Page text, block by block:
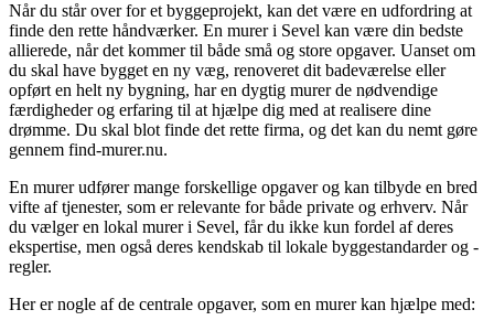
Når du står over for et byggeprojekt, kan det være en udfordring at
finde den rette håndværker. En murer i Sevel kan være din bedste
allierede, når det kommer til både små og store opgaver. Uanset om
du skal have bygget en ny væg, renoveret dit badeværelse eller
opført en helt ny bygning, har en dygtig murer de nødvendige
færdigheder og erfaring til at hjælpe dig med at realisere dine
drømme. Du skal blot finde det rette firma, og det kan du nemt gøre
gennem find-murer.nu.
En murer udfører mange forskellige opgaver og kan tilbyde en bred
vifte af tjenester, som er relevante for både private og erhverv. Når
du vælger en lokal murer i Sevel, får du ikke kun fordel af deres
ekspertise, men også deres kendskab til lokale byggestandarder og -
regler.
Her er nogle af de centrale opgaver, som en murer kan hjælpe med: